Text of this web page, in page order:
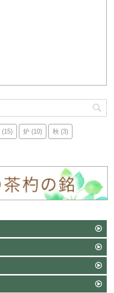
(15) 炉 (10) 秋 (3)